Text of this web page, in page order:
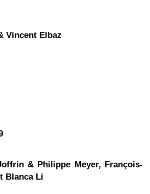
Vincent Elbaz
& Philippe Meyer, François-
Blanca Li